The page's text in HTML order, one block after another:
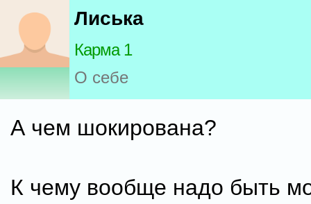
Лиська
Карма 1
О себе
А чем шокирована?
К чему вообще надо быть